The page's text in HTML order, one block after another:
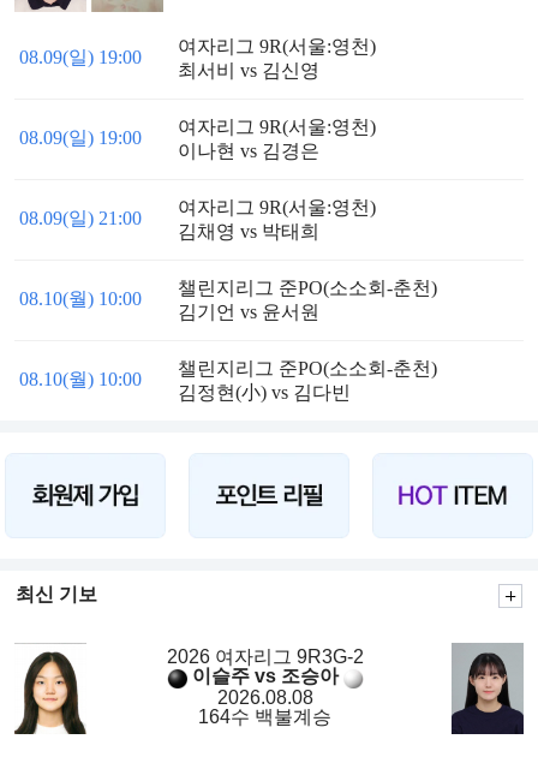
08.09(일) 19:00
여자리그 9R(서울:영천)
최서비 vs 김신영
08.09(일) 19:00
여자리그 9R(서울:영천)
이나현 vs 김경은
08.09(일) 21:00
여자리그 9R(서울:영천)
김채영 vs 박태희
08.10(월) 10:00
챌린지리그 준PO(소소회-춘천)
김기언 vs 윤서원
08.10(월) 10:00
챌린지리그 준PO(소소회-춘천)
김정현(小) vs 김다빈
최신 기보
2026 여자리그 9R3G-2
이슬주 vs 조승아
2026.08.08
164수 백불계승